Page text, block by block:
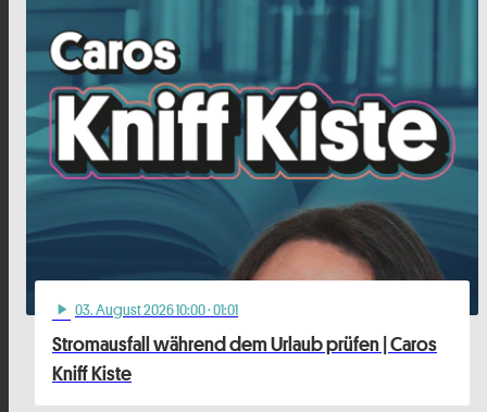
play_arrow 03. August 2026 10:00· 01:01
Stromausfall während dem Urlaub prüfen | Caros
Kniff Kiste